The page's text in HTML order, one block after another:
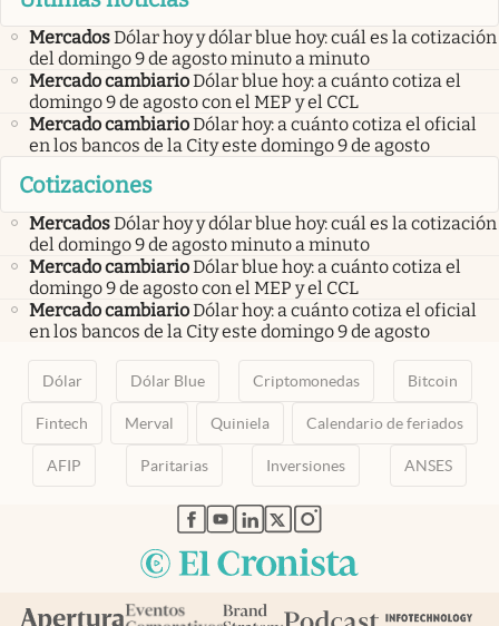
MercadosDólar hoy y dólar blue hoy: cuál es la cotización
del domingo 9 de agosto minuto a minuto
Mercado cambiarioDólar blue hoy: a cuánto cotiza el
domingo 9 de agosto con el MEP y el CCL
Mercado cambiarioDólar hoy: a cuánto cotiza el oficial
en los bancos de la City este domingo 9 de agosto
Cotizaciones
MercadosDólar hoy y dólar blue hoy: cuál es la cotización
del domingo 9 de agosto minuto a minuto
Mercado cambiarioDólar blue hoy: a cuánto cotiza el
domingo 9 de agosto con el MEP y el CCL
Mercado cambiarioDólar hoy: a cuánto cotiza el oficial
en los bancos de la City este domingo 9 de agosto
Dólar Dólar Blue Criptomonedas Bitcoin
Fintech Merval Quiniela Calendario de feriados
AFIP Paritarias Inversiones ANSES
abre en nueva pestaña
abre en nueva pestaña
abre en nueva pestaña
abre en nueva pestaña
abre en nueva pestaña